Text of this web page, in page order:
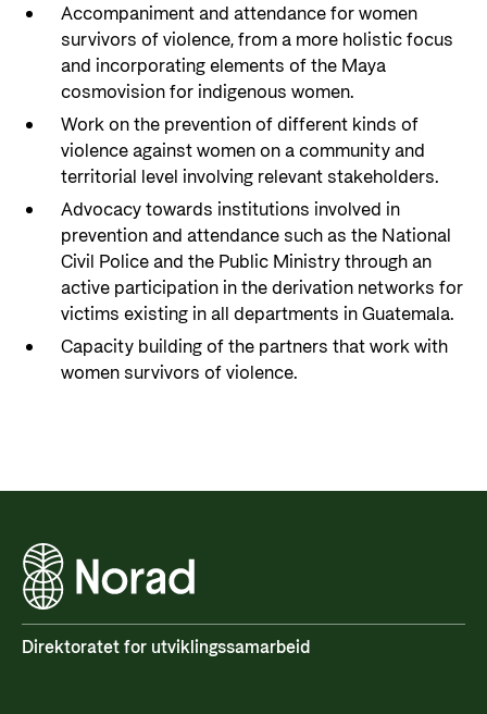
Accompaniment and attendance for women
survivors of violence, from a more holistic focus
and incorporating elements of the Maya
cosmovision for indigenous women.
Work on the prevention of different kinds of
violence against women on a community and
territorial level involving relevant stakeholders.
Advocacy towards institutions involved in
prevention and attendance such as the National
Civil Police and the Public Ministry through an
active participation in the derivation networks for
victims existing in all departments in Guatemala.
Capacity building of the partners that work with
women survivors of violence.
Direktoratet for utviklingssamarbeid